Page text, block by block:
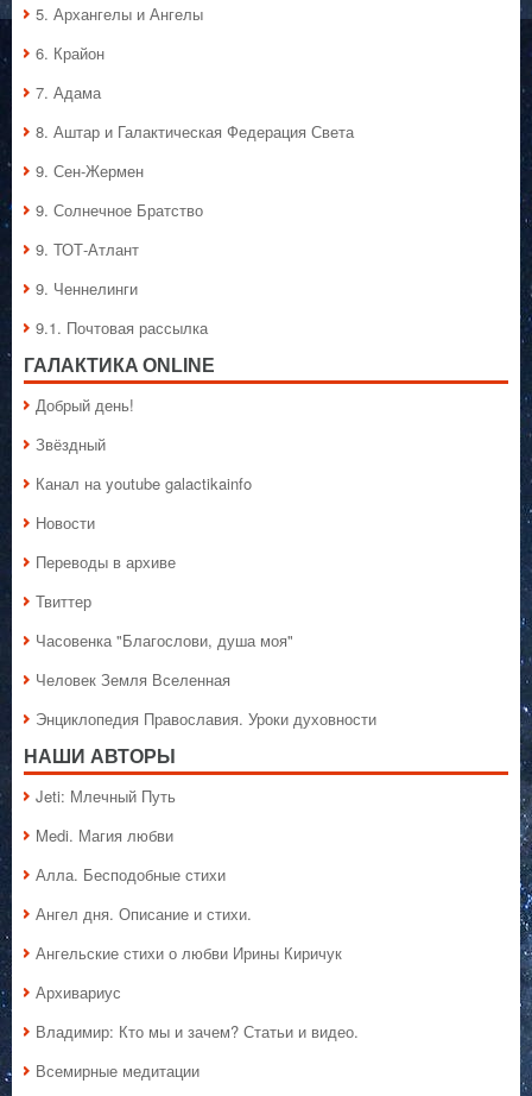
5. Архангелы и Ангелы
6. Крайон
7. Адама
8. Аштар и Галактическая Федерация Света
9. Сен-Жермен
9. Солнечное Братство
9. ТОТ-Атлант
9. Ченнелинги
9.1. Почтовая рассылка
ГАЛАКТИКA ONLINE
Добрый день!
Звёздный
Канал на youtube galactikainfo
Новости
Переводы в архиве
Твиттер
Часовенка "Благослови, душа моя"
Человек Земля Вселенная
Энциклопедия Православия. Уроки духовности
НАШИ АВТОРЫ
Jeti: Млечный Путь
Medi. Магия любви
Алла. Бесподобные стихи
Ангел дня. Описание и стихи.
Ангельские стихи о любви Ирины Киричук
Архивариус
Владимир: Кто мы и зачем? Статьи и видео.
Всемирные медитации